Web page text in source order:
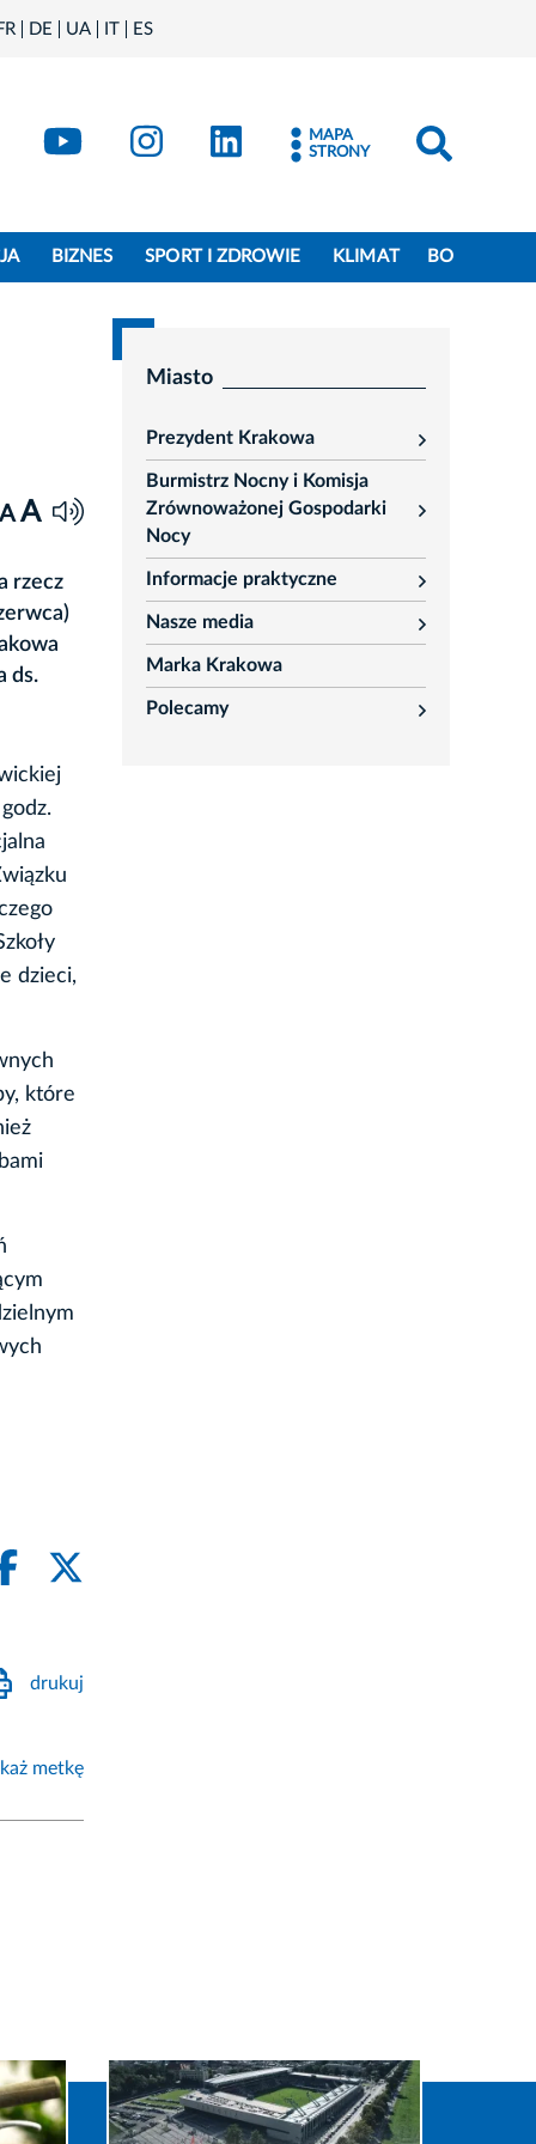
DE UA IT ES
Kraków - X
Kraków - YouTube
Kraków - Instagram
Kraków - LinkedIn
MAPA
STRONY
BIZNES SPORT I ZDROWIE KLIMAT BO
A A
rzecz
ds.
dzieci,
które
drukuj
metkę
Miasto
Prezydent Krakowa
rozwiń
Burmistrz Nocny i Komisja
Zrównoważonej Gospodarki
Nocy
rozwiń
Informacje praktyczne
rozwiń
Nasze media
rozwiń
Marka Krakowa
Polecamy
rozwiń